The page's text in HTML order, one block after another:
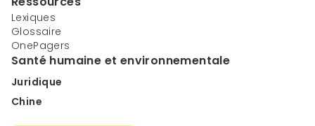
Lexiques
Glossaire
OnePagers
Santé humaine et environnementale
Juridique
Chine